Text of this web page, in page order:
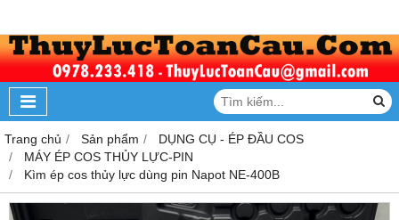
Trang chủ Sản phẩm
DỤNG CỤ - ÉP ĐẦU COS
MÁY ÉP COS THỦY LỰC-PIN
Kìm ép cos thủy lực dùng pin Napot NE-400B